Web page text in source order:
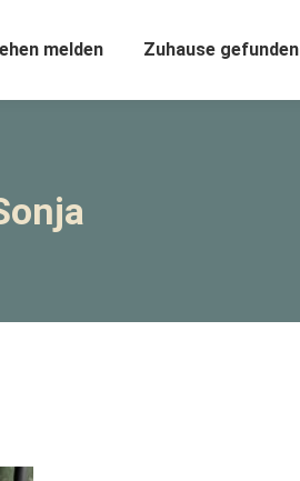
melden Zuhause gefunden